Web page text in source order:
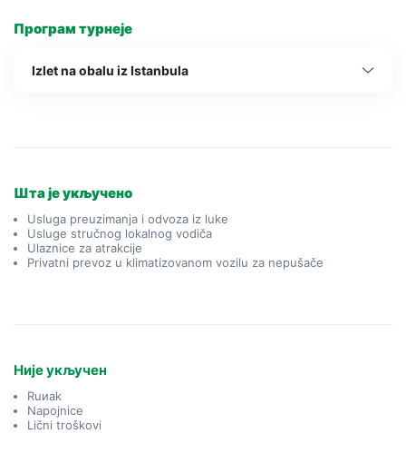
Програм турнеје
Izlet na obalu iz Istanbula
Шта је укључено
Usluga preuzimanja i odvoza iz luke
Usluge stručnog lokalnog vodiča
Ulaznice za atrakcije
Privatni prevoz u klimatizovanom vozilu za nepušače
Није укључен
Ruиak
Napojnice
Lični troškovi